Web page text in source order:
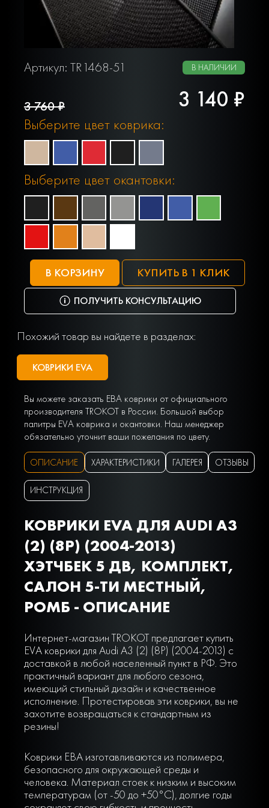
Артикул: TR1468-51 В НАЛИЧИИ
3 760 ₽ 3 140 ₽
Выберите цвет коврика:
Выберите цвет окантовки:
В КОРЗИНУ КУПИТЬ В 1 КЛИК
ПОЛУЧИТЬ КОНСУЛЬТАЦИЮ
Похожий товар вы найдете в разделах:
КОВРИКИ EVA
Вы можете заказать ЕВА коврики от официального
производителя TROKOT в России. Большой выбор
палитры EVA коврика и окантовки. Наш менеджер
обязательно уточнит ваши пожелания по цвету.
ОПИСАНИЕ ХАРАКТЕРИСТИКИ ГАЛЕРЕЯ ОТЗЫВЫ
ИНСТРУКЦИЯ
КОВРИКИ EVA ДЛЯ AUDI A3
(2) (8P) (2004-2013)
ХЭТЧБЕК 5 ДВ, КОМПЛЕКТ,
САЛОН 5-ТИ МЕСТНЫЙ,
РОМБ - ОПИСАНИЕ
Интернет-магазин TROKOT предлагает купить
EVA коврики для Audi A3 (2) (8P) (2004-2013) с
доставкой в любой населенный пункт в РФ. Это
практичный вариант для любого сезона,
имеющий стильный дизайн и качественное
исполнение. Протестировав эти коврики, вы не
захотите возвращаться к стандартным из
резины!
Коврики ЕВА изготавливаются из полимера,
безопасного для окружающей среды и
человека. Материал стоек к низким и высоким
температурам (от -50 до +50°С), долгие годы